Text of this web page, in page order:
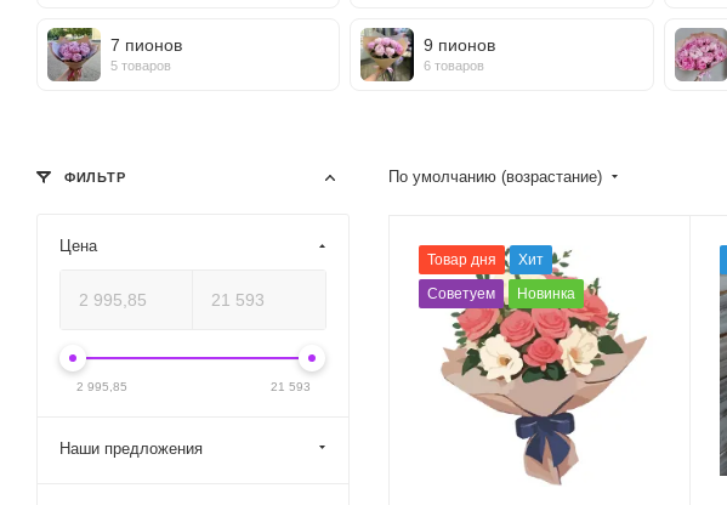
7 пионов
5 товаров
9 пионов
6 товаров
По умолчанию (возрастание)
Товар дня
Хит
Советуем
Новинка
ФИЛЬТР
Цена
2 995,85 21 593
Наши предложения